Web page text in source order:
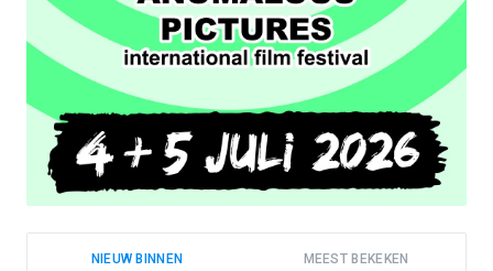
NIEUW BINNEN MEEST BEKEKEN